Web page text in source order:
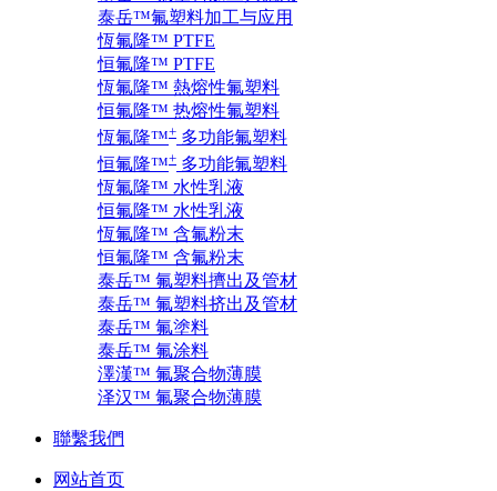
泰岳™氟塑料加工与应用
恆氟隆™ PTFE
恒氟隆™ PTFE
恆氟隆™ 熱熔性氟塑料
恒氟隆™ 热熔性氟塑料
恆氟隆™+ 多功能氟塑料
恒氟隆™+ 多功能氟塑料
恆氟隆™ 水性乳液
恒氟隆™ 水性乳液
恆氟隆™ 含氟粉末
恒氟隆™ 含氟粉末
泰岳™ 氟塑料擠出及管材
泰岳™ 氟塑料挤出及管材
泰岳™ 氟塗料
泰岳™ 氟涂料
澤漢™ 氟聚合物薄膜
泽汉™ 氟聚合物薄膜
聯繫我們
网站首页